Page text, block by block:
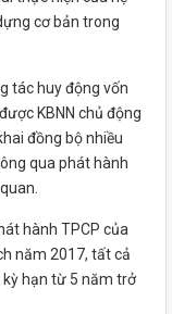
cơ bản trong
tác huy động vốn
KBNN chủ động
đồng bộ nhiều
qua phát hành
hành TPCP của
năm 2017, tất cả
hạn từ 5 năm trở